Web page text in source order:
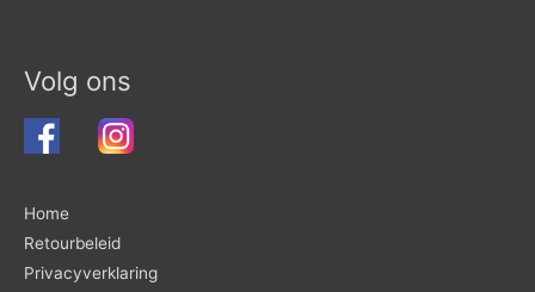
Volg ons
Home
Retourbeleid
Privacyverklaring